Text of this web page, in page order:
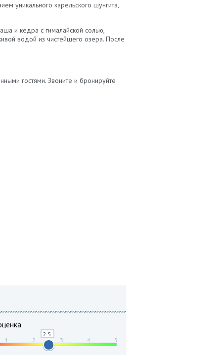
уникального карельского шунгита,
и кедра с гималайской солью,
водой из чистейшего озера. После
гостями. Звоните и бронируйте